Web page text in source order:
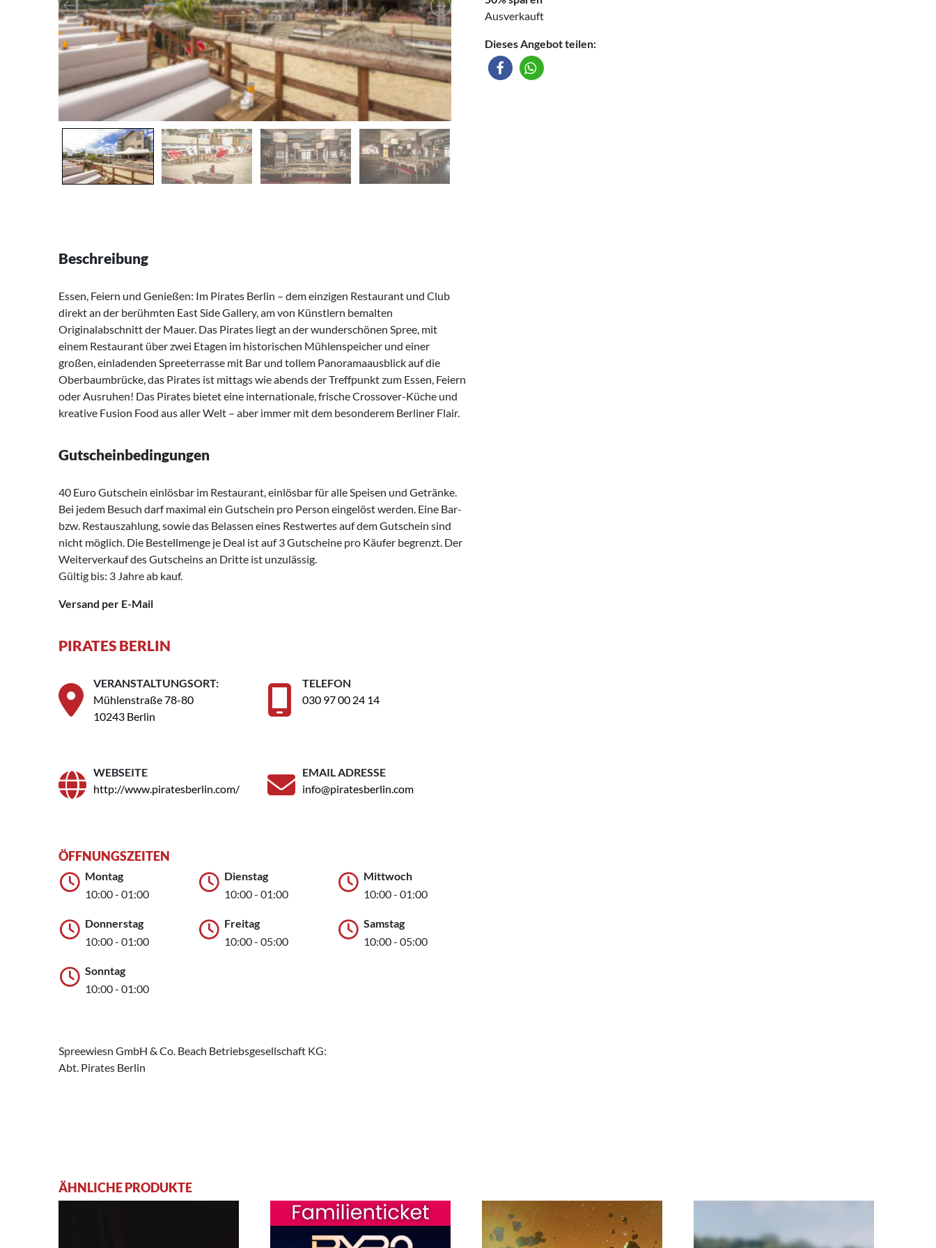
Ausverkauft
Dieses Angebot teilen:
Beschreibung
Essen, Feiern und Genießen: Im Pirates Berlin – dem einzigen Restaurant und Club
direkt an der berühmten East Side Gallery, am von Künstlern bemalten
Originalabschnitt der Mauer. Das Pirates liegt an der wunderschönen Spree, mit
einem Restaurant über zwei Etagen im historischen Mühlenspeicher und einer
großen, einladenden Spreeterrasse mit Bar und tollem Panoramaausblick auf die
Oberbaumbrücke, das Pirates ist mittags wie abends der Treffpunkt zum Essen, Feiern
oder Ausruhen! Das Pirates bietet eine internationale, frische Crossover-Küche und
kreative Fusion Food aus aller Welt – aber immer mit dem besonderem Berliner Flair.
Gutscheinbedingungen
40 Euro Gutschein einlösbar im Restaurant, einlösbar für alle Speisen und Getränke.
Bei jedem Besuch darf maximal ein Gutschein pro Person eingelöst werden. Eine Bar-
bzw. Restauszahlung, sowie das Belassen eines Restwertes auf dem Gutschein sind
nicht möglich. Die Bestellmenge je Deal ist auf 3 Gutscheine pro Käufer begrenzt. Der
Weiterverkauf des Gutscheins an Dritte ist unzulässig.
Gültig bis: 3 Jahre ab kauf.
Versand per E-Mail
PIRATES BERLIN
VERANSTALTUNGSORT:
Mühlenstraße 78-80
10243 Berlin
TELEFON
030 97 00 24 14
WEBSEITE
http://www.piratesberlin.com/
EMAIL ADRESSE
info@piratesberlin.com
ÖFFNUNGSZEITEN
Montag
10:00 - 01:00
Dienstag
10:00 - 01:00
Mittwoch
10:00 - 01:00
Donnerstag
10:00 - 01:00
Freitag
10:00 - 05:00
Samstag
10:00 - 05:00
Sonntag
10:00 - 01:00
Spreewiesn GmbH & Co. Beach Betriebsgesellschaft KG:
Abt. Pirates Berlin
ÄHNLICHE PRODUKTE